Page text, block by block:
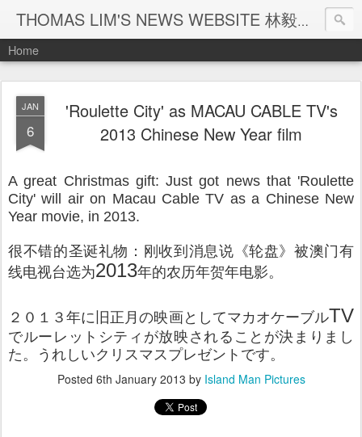
THOMAS LIM'S NEWS WEBSITE 林毅煒新聞網頁
Home
JAN
6
'Roulette City' as MACAU CABLE TV's
2013 Chinese New Year film
A great Christmas gift: Just got news that 'Roulette
City' will air on Macau Cable TV as a Chinese New
Year movie, in 2013.
很不错的圣诞礼物：刚收到消息说《轮盘》被澳门有
线电视台选为2013年的农历年贺年电影。
２０１３年に旧正月の映画としてマカオケーブルTV
でルーレットシティが放映されることが決まりまし
た。うれしいクリスマスプレゼントです。
Posted 6th January 2013 by Island Man Pictures